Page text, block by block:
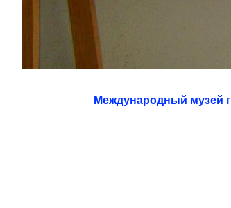
Международный музей